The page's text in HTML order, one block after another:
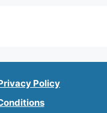
Policy